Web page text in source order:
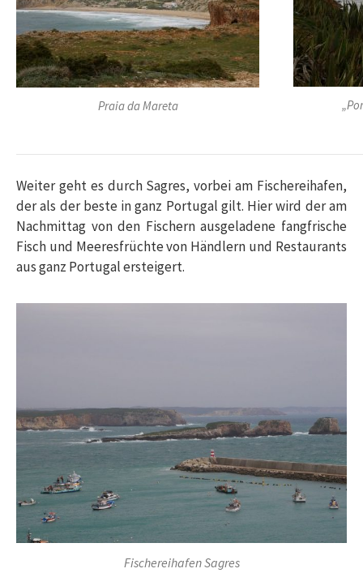
Praia da Mareta
Weiter geht es durch Sagres, vorbei am Fischereihafen,
der als der beste in ganz Portugal gilt. Hier wird der am
Nachmittag von den Fischern ausgeladene fangfrische
Fisch und Meeresfrüchte von Händlern und Restaurants
aus ganz Portugal ersteigert.
Fischereihafen Sagres